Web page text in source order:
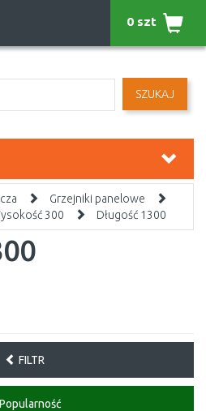
SZUKAJ
0 szt
Grzejniki panelowe
300 Długość 1300
FILTR
Popularność